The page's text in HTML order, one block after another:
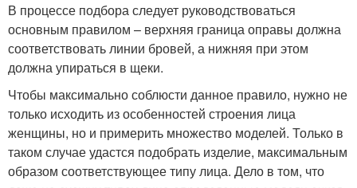
В процессе подбора следует руководствоваться
основным правилом – верхняя граница оправы должна
соответствовать линии бровей, а нижняя при этом
должна упираться в щеки.
Чтобы максимально соблюсти данное правило, нужно не
только исходить из особенностей строения лица
женщины, но и примерить множество моделей. Только в
таком случае удастся подобрать изделие, максимальным
образом соответствующее типу лица. Дело в том, что